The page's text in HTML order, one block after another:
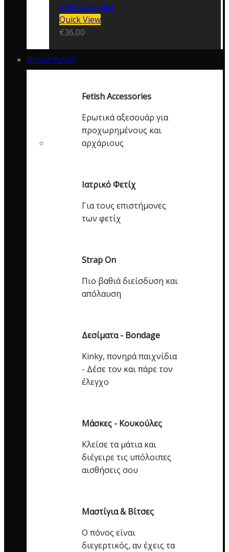
Add to wishlist
Quick View
€36,00
BDSM/Fetish
Fetish Accessories
Ερωτικά αξεσουάρ για
προχωρημένους και
αρχάριους
Ιατρικό Φετίχ
Για τους επιστήμονες
των φετίχ
Strap On
Πιο βαθιά διείσδυση και
απόλαυση
Δεσίματα - Bondage
Kinky, πονηρά παιχνίδια
- Δέσε τον και πάρε τον
έλεγχο
Μάσκες - Κουκούλες
Κλείσε τα μάτια και
διέγειρε τις υπόλοιπες
αισθήσεις σου
Μαστίγια & Βίτσες
Ο πόνος είναι
διεγερτικός, αν έχεις τα